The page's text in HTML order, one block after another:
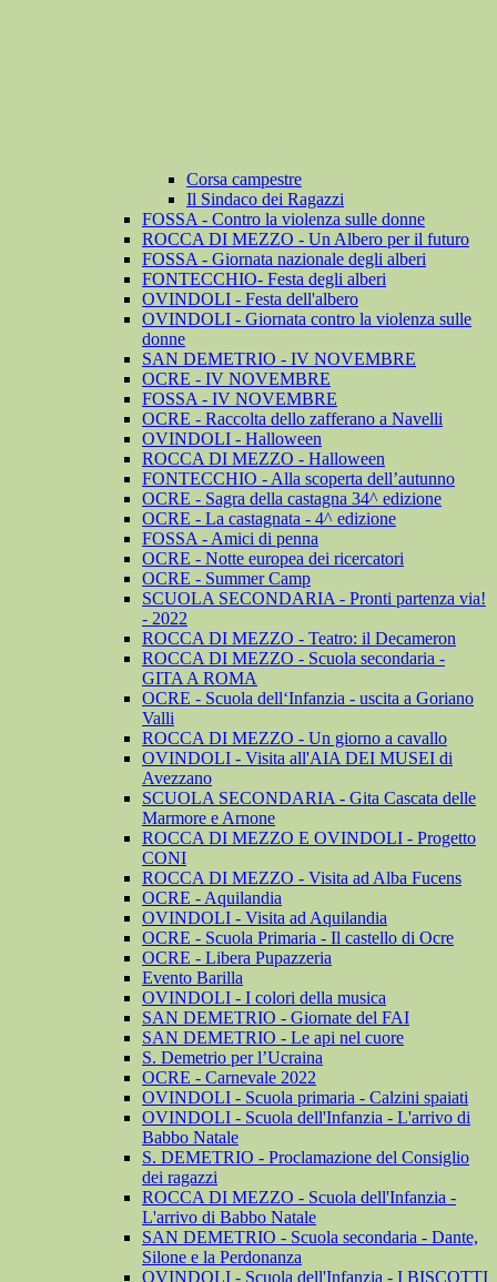
Corsa campestre
Il Sindaco dei Ragazzi
FOSSA - Contro la violenza sulle donne
ROCCA DI MEZZO - Un Albero per il futuro
FOSSA - Giornata nazionale degli alberi
FONTECCHIO- Festa degli alberi
OVINDOLI - Festa dell'albero
OVINDOLI - Giornata contro la violenza sulle
donne
SAN DEMETRIO - IV NOVEMBRE
OCRE - IV NOVEMBRE
FOSSA - IV NOVEMBRE
OCRE - Raccolta dello zafferano a Navelli
OVINDOLI - Halloween
ROCCA DI MEZZO - Halloween
FONTECCHIO - Alla scoperta dell’autunno
OCRE - Sagra della castagna 34^ edizione
OCRE - La castagnata - 4^ edizione
FOSSA - Amici di penna
OCRE - Notte europea dei ricercatori
OCRE - Summer Camp
SCUOLA SECONDARIA - Pronti partenza via!
- 2022
ROCCA DI MEZZO - Teatro: il Decameron
ROCCA DI MEZZO - Scuola secondaria -
GITA A ROMA
OCRE - Scuola dell‘Infanzia - uscita a Goriano
Valli
ROCCA DI MEZZO - Un giorno a cavallo
OVINDOLI - Visita all'AIA DEI MUSEI di
Avezzano
SCUOLA SECONDARIA - Gita Cascata delle
Marmore e Arnone
ROCCA DI MEZZO E OVINDOLI - Progetto
CONI
ROCCA DI MEZZO - Visita ad Alba Fucens
OCRE - Aquilandia
OVINDOLI - Visita ad Aquilandia
OCRE - Scuola Primaria - Il castello di Ocre
OCRE - Libera Pupazzeria
Evento Barilla
OVINDOLI - I colori della musica
SAN DEMETRIO - Giornate del FAI
SAN DEMETRIO - Le api nel cuore
S. Demetrio per l’Ucraina
OCRE - Carnevale 2022
OVINDOLI - Scuola primaria - Calzini spaiati
OVINDOLI - Scuola dell'Infanzia - L'arrivo di
Babbo Natale
S. DEMETRIO - Proclamazione del Consiglio
dei ragazzi
ROCCA DI MEZZO - Scuola dell'Infanzia -
L'arrivo di Babbo Natale
SAN DEMETRIO - Scuola secondaria - Dante,
Silone e la Perdonanza
OVINDOLI - Scuola dell'Infanzia - I BISCOTTI